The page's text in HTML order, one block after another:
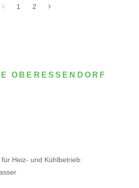
1 2
OBERESSENDORF
Heiz- und Kühlbetrieb: